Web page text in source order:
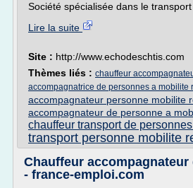
Société spécialisée dans le transport
Lire la suite
Site : http://www.echodeschtis.com
Thèmes liés : chauffeur
accompagnatrice de personnes a mobilite
accompagnateur personne mobilite
accompagnateur de personne a
chauffeur transport de
transport personne mobilite
Chauffeur accompagnateur
- france-emploi.com